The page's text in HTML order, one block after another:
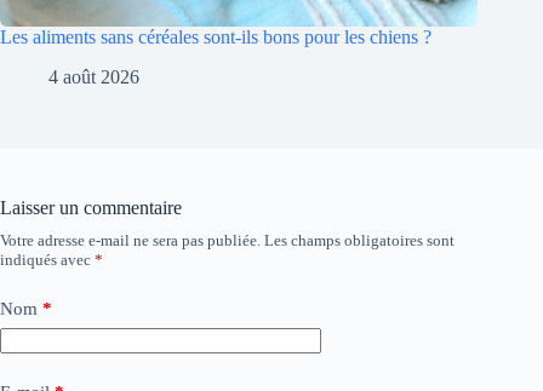
Les aliments sans céréales sont-ils bons pour les chiens ?
4 août 2026
Laisser un commentaire
Votre adresse e-mail ne sera pas publiée. Les champs obligatoires sont
indiqués avec *
Nom *